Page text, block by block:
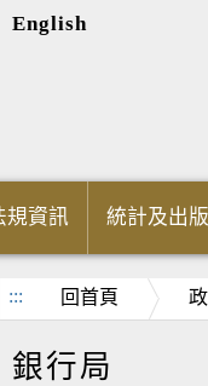
English
規資訊 統計及出
::: 回首頁
銀行局